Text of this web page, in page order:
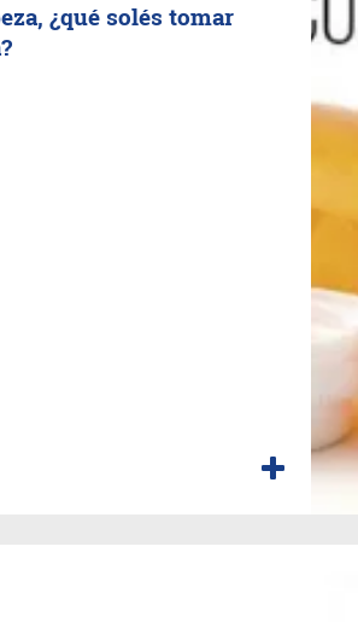
¿qué solés tomar